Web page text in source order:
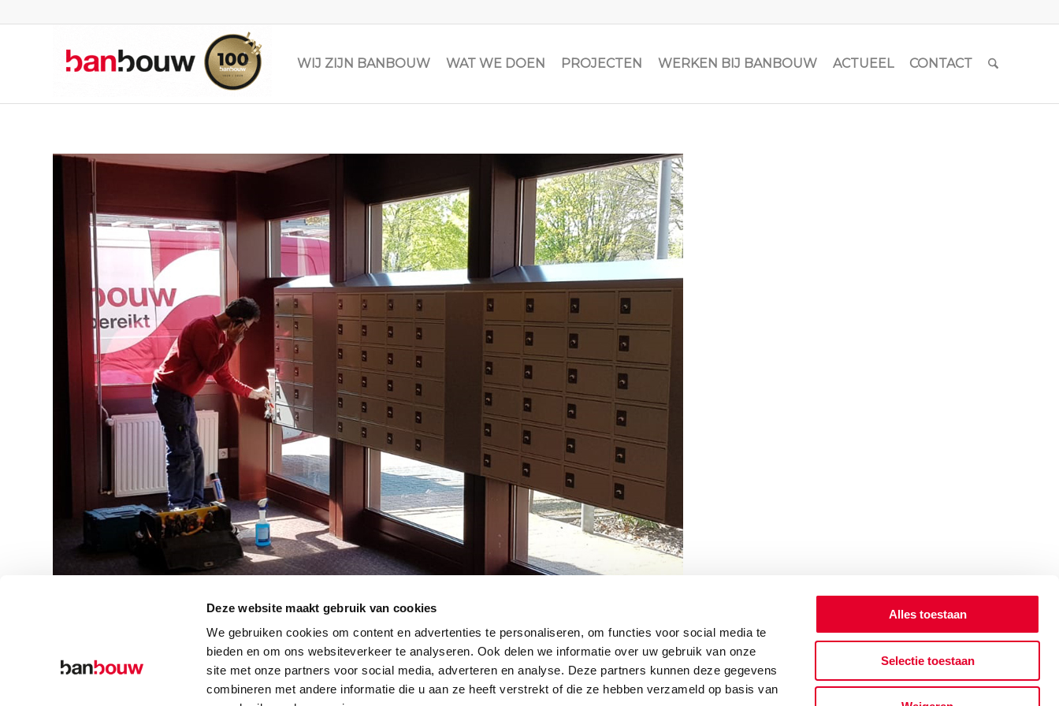
Deze website maakt gebruik van cookies
We gebruiken cookies om content en advertenties te personaliseren, om functies voor social media te
bieden en om ons websiteverkeer te analyseren. Ook delen we informatie over uw gebruik van onze
site met onze partners voor social media, adverteren en analyse. Deze partners kunnen deze gegevens
combineren met andere informatie die u aan ze heeft verstrekt of die ze hebben verzameld op basis van
Alles toestaan
Selectie toestaan
WIJ ZIJN BANBOUW WAT WE DOEN PROJECTEN WERKEN BIJ BANBOUW ACTUEEL CONTACT